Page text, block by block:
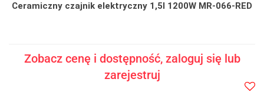
Ceramiczny czajnik elektryczny 1,5l 1200W MR-066-RED
Zobacz cenę i dostępność, zaloguj się lub
zarejestruj